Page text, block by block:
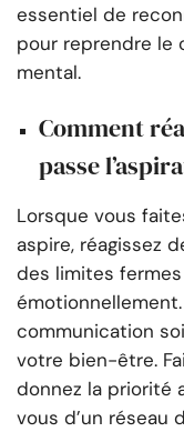
essentiel de
pour reprendre le
mental.
Comment
passe
Lorsque vous
aspire, réagissez
des limites
communication
votre bien-être.
donnez la priorité
vous d’un réseau